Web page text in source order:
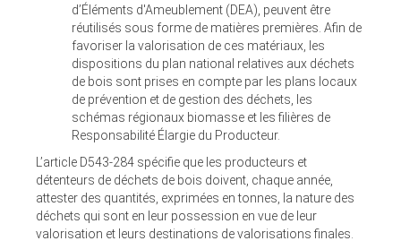
d’Éléments d'Ameublement (DEA), peuvent être
réutilisés sous forme de matières premières. Afin de
favoriser la valorisation de ces matériaux, les
dispositions du plan national relatives aux déchets
de bois sont prises en compte par les plans locaux
de prévention et de gestion des déchets, les
schémas régionaux biomasse et les filières de
Responsabilité Élargie du Producteur.
L’article D543-284 spécifie que les producteurs et
détenteurs de déchets de bois doivent, chaque année,
attester des quantités, exprimées en tonnes, la nature des
déchets qui sont en leur possession en vue de leur
valorisation et leurs destinations de valorisations finales.